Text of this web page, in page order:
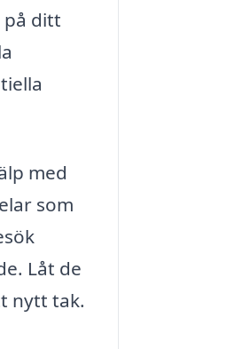
på ditt
med
som
Låt de
nytt tak.